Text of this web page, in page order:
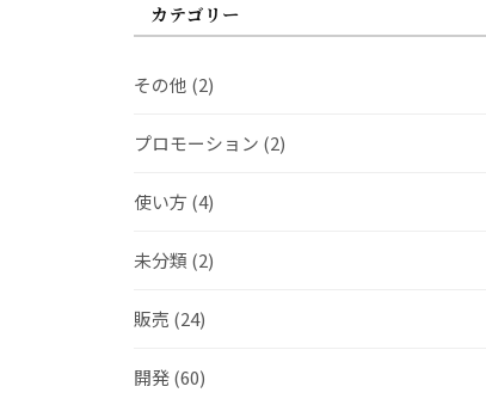
カテゴリー
その他 (2)
プロモーション (2)
使い方 (4)
未分類 (2)
販売 (24)
開発(60)